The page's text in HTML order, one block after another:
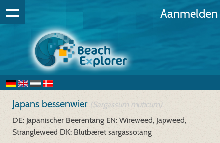
Aanmelden
Japans bessenwier (Sargassum muticum)
DE: Japanischer Beerentang EN: Wireweed, Japweed,
Strangleweed DK: Blutbæret sargassotang